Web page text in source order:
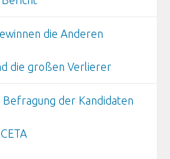
die Anderen
die großen Verlierer
Befragung der Kandidaten